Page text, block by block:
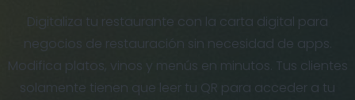
Digitaliza tu restaurante con la carta digital para
negocios de restauración sin necesidad de apps.
Modifica platos, vinos y menús en minutos. Tus clientes
solamente tienen que leer tu QR para acceder a tu